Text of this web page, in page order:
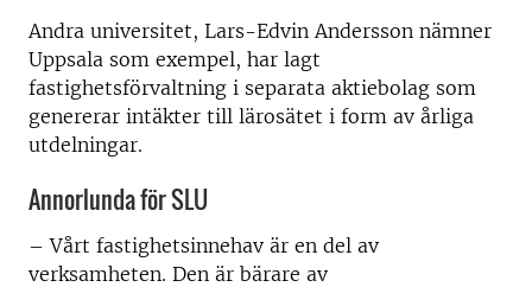
Andra universitet, Lars-Edvin Andersson nämner
Uppsala som exempel, har lagt
fastighetsförvaltning i separata aktiebolag som
genererar intäkter till lärosätet i form av årliga
utdelningar.
Annorlunda för SLU
– Vårt fastighetsinnehav är en del av
verksamheten. Den är bärare av